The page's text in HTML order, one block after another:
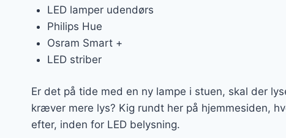
LED lamper udendørs
Philips Hue
Osram Smart +
LED striber
Er det på tide med en ny lampe i stuen, skal der
kræver mere lys? Kig rundt her på hjemmesiden,
efter, inden for LED belysning.